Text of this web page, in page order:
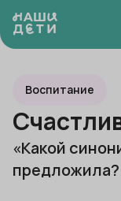
Воспитание
«Какой
предложила?